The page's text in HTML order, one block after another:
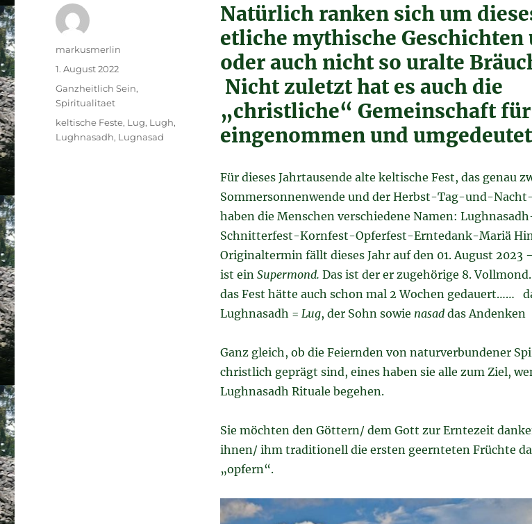
Natürlich ranken sich um
etliche mythische Geschichten
oder auch nicht so uralte
Nicht zuletzt hat es auch die
„christliche“ Gemeinschaft
eingenommen und
Für dieses Jahrtausende alte keltische Fest, das genau
Sommersonnenwende und der Herbst-Tag-und-
haben die Menschen verschiedene Namen:
Schnitterfest-Kornfest-Opferfest-Erntedank-Mariä
Originaltermin fällt dieses Jahr auf den 01. August 2023
ist ein Supermond. Das ist der er zugehörige 8.
das Fest hätte auch schon mal 2 Wochen gedauert……
Lughnasadh = Lug, der Sohn sowie nasaddas Andenken
Ganz gleich, ob die Feiernden von naturverbundener
christlich geprägt sind, eines haben sie alle zum Ziel,
Lughnasadh Rituale begehen.
Sie möchten den Göttern/ dem Gott zur Erntezeit
ihnen/ ihm traditionell die ersten geernteten Früchte
„opfern“.
Autor
markusmerlin
Veröffentlicht
1. August 2022
Kategorien
Ganzheitlich Sein,
Spiritualitaet
Schlagwörter
keltische Feste, Lug, Lugh,
Lughnasadh, Lugnasad